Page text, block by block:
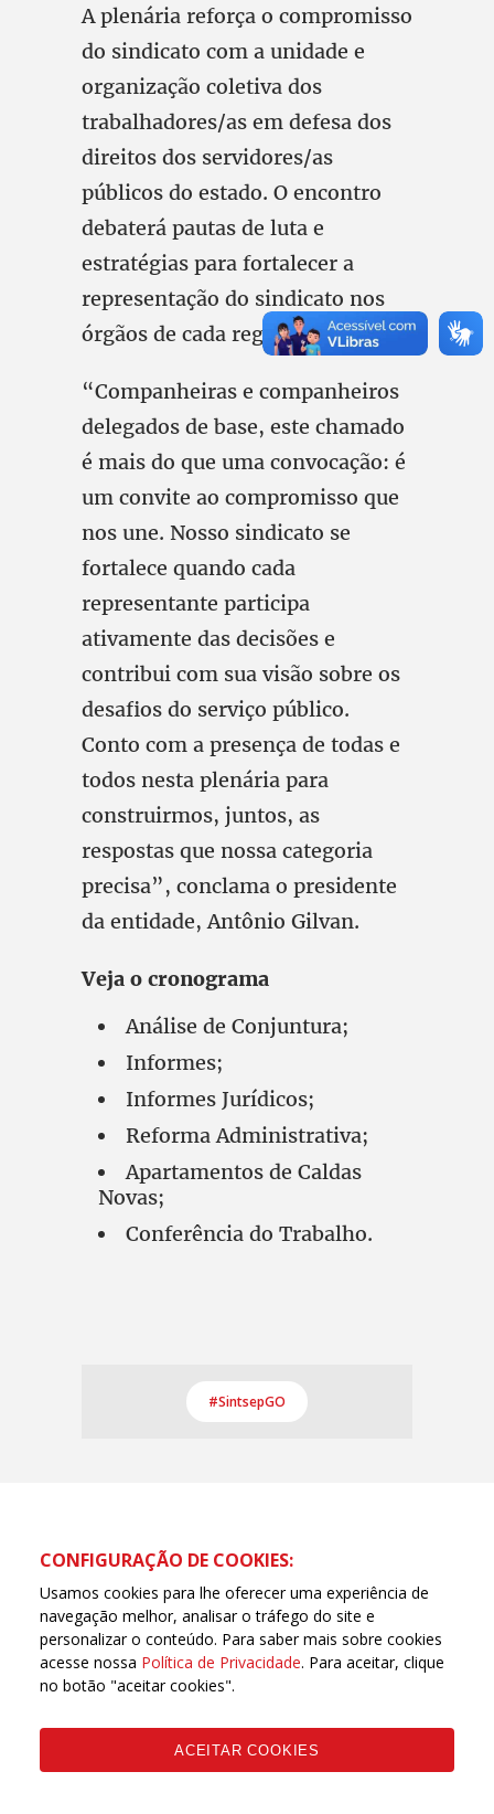
A plenária reforça o compromisso
do sindicato com a unidade e
organização coletiva dos
trabalhadores/as em defesa dos
direitos dos servidores/as
públicos do estado. O encontro
debaterá pautas de luta e
estratégias para fortalecer a
representação do sindicato nos
órgãos de cada região.
“Companheiras e companheiros
delegados de base, este chamado
é mais do que uma convocação: é
um convite ao compromisso que
nos une. Nosso sindicato se
fortalece quando cada
representante participa
ativamente das decisões e
contribui com sua visão sobre os
desafios do serviço público.
Conto com a presença de todas e
todos nesta plenária para
construirmos, juntos, as
respostas que nossa categoria
precisa”, conclama o presidente
da entidade, Antônio Gilvan.
Veja o cronograma
Análise de Conjuntura;
Informes;
Informes Jurídicos;
Reforma Administrativa;
Apartamentos de Caldas
Novas;
Conferência do Trabalho.
#SintsepGO
Página oficial da Central Única dos Trabalhadores de
Goiás (CUT Goiás) | © Todos os direitos reservados
CONFIGURAÇÃO DE COOKIES:
Usamos cookies para lhe oferecer uma experiência de
navegação melhor, analisar o tráfego do site e
personalizar o conteúdo. Para saber mais sobre cookies
acesse nossa Política de Privacidade. Para aceitar, clique
no botão "aceitar cookies".
ACEITAR COOKIES